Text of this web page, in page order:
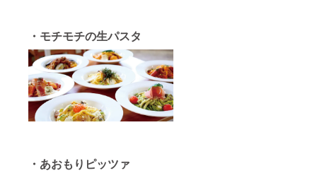
・モチモチの生パスタ
・あおもりピッツァ